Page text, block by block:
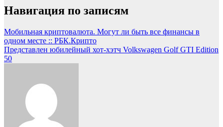
Навигация по записям
Мобильная криптовалюта. Могут ли быть все финансы в
одном месте :: РБК.Крипто
Представлен юбилейный хот-хэтч Volkswagen Golf GTI Edition
50